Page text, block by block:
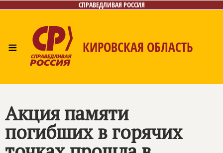
СПРАВЕДЛИВАЯ РОССИЯ
≡ КИРОВСКАЯ ОБЛАСТЬ
Акция памяти
погибших в горячих